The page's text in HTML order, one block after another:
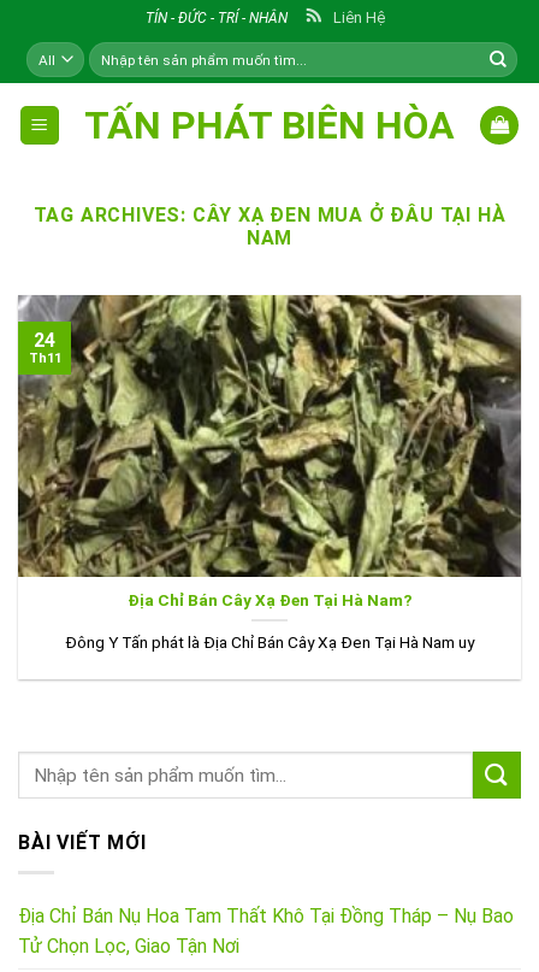
content
TÍN - ĐỨC - TRÍ - NHÂN Liên Hệ
Tìm
kiếm:
TẤN PHÁT BIÊN HÒA
TAG ARCHIVES: CÂY XẠ ĐEN MUA Ở ĐÂU TẠI HÀ
NAM
Địa Chỉ Bán Cây Xạ Đen Tại Hà Nam?
Đông Y Tấn phát là Địa Chỉ Bán Cây Xạ Đen Tại Hà Nam uy
24
Th11
BÀI VIẾT MỚI
Địa Chỉ Bán Nụ Hoa Tam Thất Khô Tại Đồng Tháp – Nụ Bao
Tử Chọn Lọc, Giao Tận Nơi